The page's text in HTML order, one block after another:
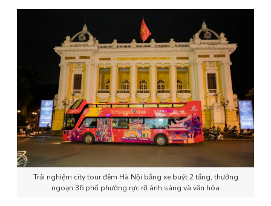
Trải nghiệm city tour đêm Hà Nội bằng xe buýt 2 tầng, thưởng
ngoạn 36 phố phường rực rỡ ánh sáng và văn hóa